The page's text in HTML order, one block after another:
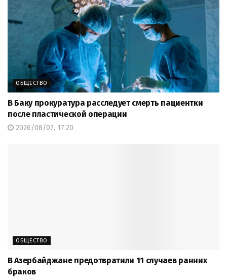
ОБЩЕСТВО
В Баку прокуратура расследует смерть пациентки
после пластической операции
2026/08/07, 17:20
ОБЩЕСТВО
В Азербайджане предотвратили 11 случаев ранних
браков